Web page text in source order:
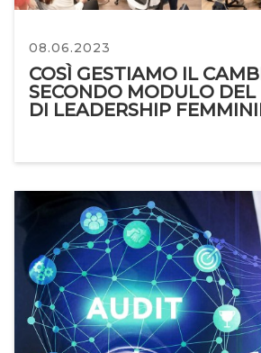
08.06.2023
COSÌ GESTIAMO IL
SECONDO MODULO DEL
DI LEADERSHIP